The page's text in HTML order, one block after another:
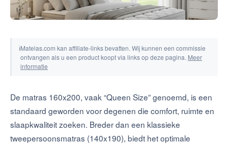
ℹMatelas.com kan affiliate-links bevatten. Wij kunnen een commissie
ontvangen als u een product koopt via links op deze pagina. Meer
informatie
De matras 160x200, vaak “Queen Size” genoemd, is een
standaard geworden voor degenen die comfort, ruimte en
slaapkwaliteit zoeken. Breder dan een klassieke
tweepersoonsmatras (140x190), biedt het optimale